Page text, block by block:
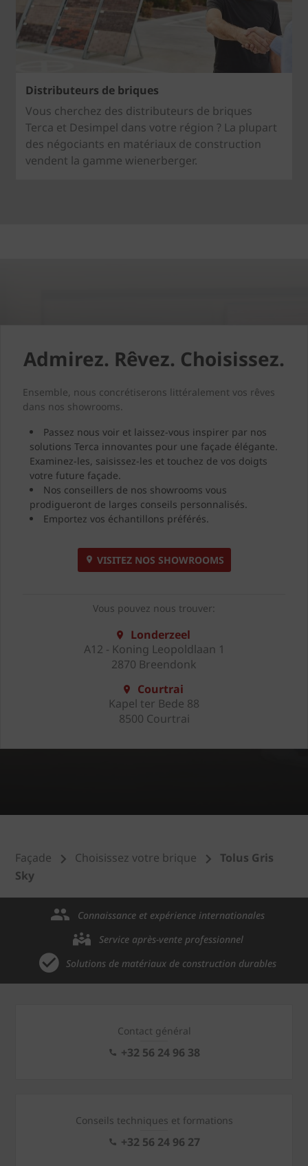
Distributeurs de briques
Vous cherchez des distributeurs de briques
Terca et Desimpel dans votre région ? La plupart
des négociants en matériaux de construction
vendent la gamme wienerberger.
Admirez. Rêvez. Choisissez.
Ensemble, nous concrétiserons littéralement vos rêves
dans nos showrooms.
Passez nous voir et laissez-vous inspirer par nos
solutions Terca innovantes pour une façade élégante.
Examinez-les, saisissez-les et touchez de vos doigts
votre future façade.
Nos conseillers de nos showrooms vous
prodigueront de larges conseils personnalisés.
Emportez vos échantillons préférés.
VISITEZ NOS SHOWROOMS
Vous pouvez nous trouver:
Londerzeel
A12 - Koning Leopoldlaan 1
2870 Breendonk
Courtrai
Kapel ter Bede 88
8500 Courtrai
Façade Choisissez votre brique
Tolus Gris
Sky
Connaissance et expérience internationales
Service après-vente professionnel
Solutions de matériaux de construction durables
Contact général
+32 56 24 96 38
Conseils techniques et formations
+32 56 24 96 27